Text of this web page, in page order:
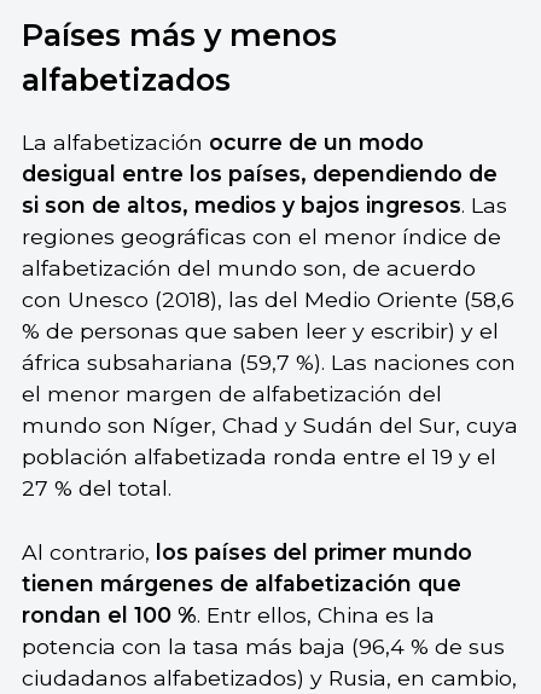
Países más y menos
alfabetizados
La alfabetización ocurre de un modo
desigual entre los países, dependiendo de
si son de altos, medios y bajos ingresos. Las
regiones geográficas con el menor índice de
alfabetización del mundo son, de acuerdo
con Unesco (2018), las del Medio Oriente (58,6
% de personas que saben leer y escribir) y el
áfrica subsahariana (59,7 %). Las naciones con
el menor margen de alfabetización del
mundo son Níger, Chad y Sudán del Sur, cuya
población alfabetizada ronda entre el 19 y el
27 % del total.
Al contrario, los países del primer mundo
tienen márgenes de alfabetización que
rondan el 100 %. Entr ellos, China es la
potencia con la tasa más baja (96,4 % de sus
ciudadanos alfabetizados) y Rusia, en cambio,